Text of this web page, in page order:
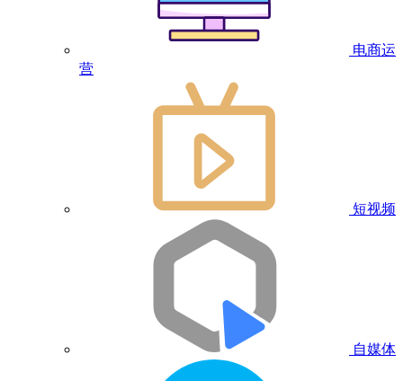
电商运
营
短视频
自媒体